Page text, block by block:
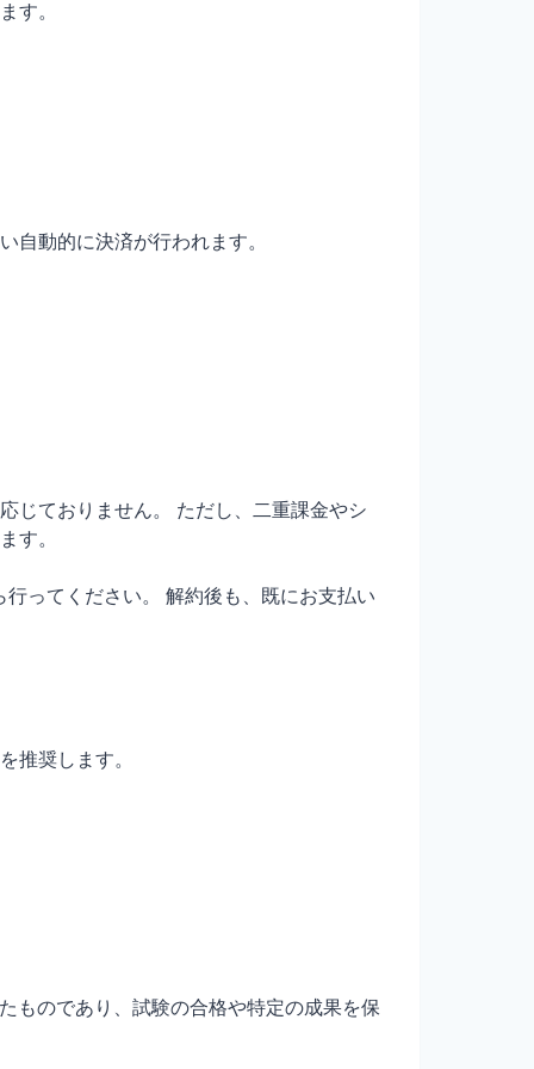
す。
動的に決済が行われます。
じておりません。 ただし、二重課金やシ
す。
ってください。 解約後も、既にお支払い
推奨します。
ものであり、試験の合格や特定の成果を保